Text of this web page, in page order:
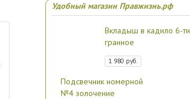
Удобный магазин Правжизнь.рф
Вкладыш в кадило 6-ти
гранное
1 980 руб.
Подсвечник номерной
№4 золочение